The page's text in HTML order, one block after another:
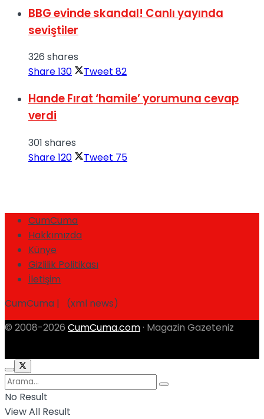
BBG evinde skandal! Canlı yayında
seviştiler
326 shares
Share130 Tweet 82
Hande Fırat ‘hamile’ yorumuna cevap
verdi
301 shares
Share120 Tweet 75
CumCuma
Hakkımızda
Künye
Gizlilik Politikası
İletişim
CumCuma | (xml news)
© 2008-2026 CumCuma.com · Magazin Gazeteniz
No Result
View All Result